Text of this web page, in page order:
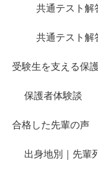
共通テスト解
共通テスト解
受験生を支える保
保護者体験談
合格した先輩の声
出身地別｜先輩